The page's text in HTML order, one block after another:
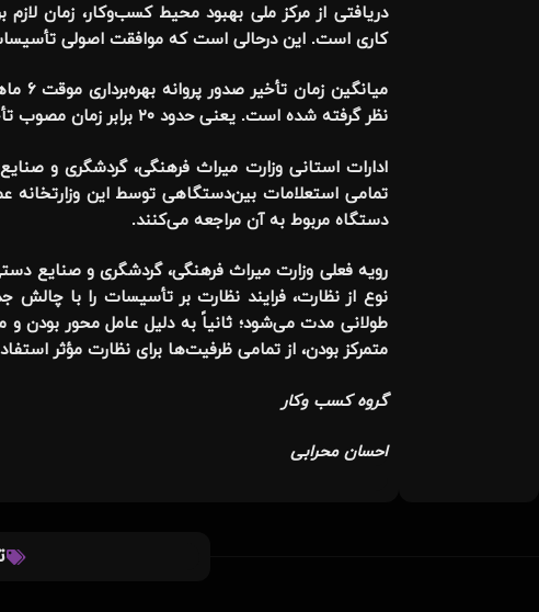
کاری است. این درحالی است که موافقت اصولی تأسیسات مذکور، به‌طور
نظر گرفته شده است. یعنی حدود ۲۰ برابر زمان مصوب تأخیر زمانی، در صدور مجوز وجود دارد.
ادارات استانی وزارت میراث فرهنگی، گردشگری و
تمامی استعلامات بین‌دستگاهی توسط این وزارتخانه
دستگاه مربوط به آن مراجعه می‌کنند.
رویه فعلی وزارت میراث فرهنگی، گردشگری و صنایع
نوع از نظارت، فرایند نظارت بر تأسیسات را با چالش
طولانی مدت می‌شود؛ ثانیاً به دلیل عامل محور بودن و
متمرکز بودن، از تمامی ظرفیت‌ها برای نظارت مؤثر
گروه کسب وکار
احسان محرابی